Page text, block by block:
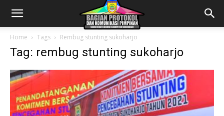
Home Tags Rembug stunting sukoharjo
Tag: rembug stunting sukoharjo